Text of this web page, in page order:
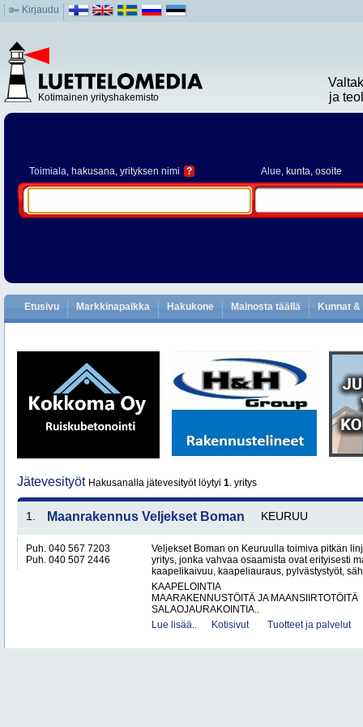
Kirjaudu
Kotimainen yrityshakemisto
ja
Toimiala, hakusana, yrityksen nimi ? Alue, kunta, osoite
Etusivu Markkinapaikka Hakukone Mainosta täällä Kunnat
Jätevesityöt Hakusanalla jätevesityöt löytyi 1. yritys
1. Maanrakennus Veljekset Boman KEURUU
Puh. 040 567 7203
Puh. 040 507 2446
Veljekset Boman on Keuruulla toimiva pitkän
yritys, jonka vahvaa osaamista ovat erityisesti
kaapelikaivuu, kaapeliauraus, pylvästystyöt,
KAAPELOINTIA
MAARAKENNUSTÖITÄ JA MAANSIIRTOTÖITÄ
SALAOJAURAKOINTIA..
Lue lisää..
Kotisivut Tuotteet ja palvelut